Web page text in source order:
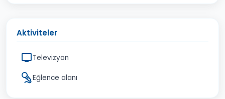
Aktiviteler
Televizyon
Eğlence alanı